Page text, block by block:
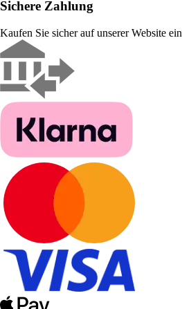
Sichere Zahlung
Kaufen Sie sicher auf unserer Website ein